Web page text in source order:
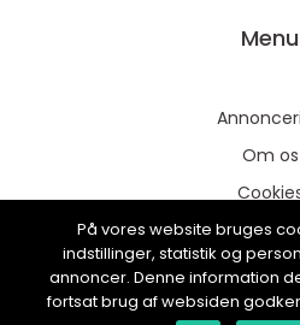
Menu
Om os
Kontakt
På vores website bruges
indstillinger, statistik og
annoncer. Denne information
fortsat brug af websiden